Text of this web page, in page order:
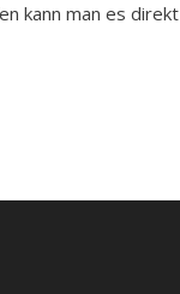
kann man es direkt